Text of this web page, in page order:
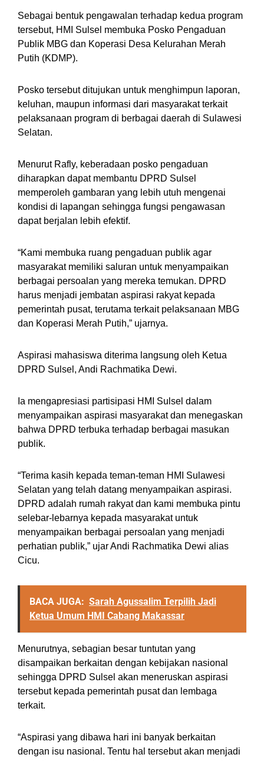
Sebagai bentuk pengawalan terhadap kedua program
tersebut, HMI Sulsel membuka Posko Pengaduan
Publik MBG dan Koperasi Desa Kelurahan Merah
Putih (KDMP).
Posko tersebut ditujukan untuk menghimpun laporan,
keluhan, maupun informasi dari masyarakat terkait
pelaksanaan program di berbagai daerah di Sulawesi
Selatan.
Menurut Rafly, keberadaan posko pengaduan
diharapkan dapat membantu DPRD Sulsel
memperoleh gambaran yang lebih utuh mengenai
kondisi di lapangan sehingga fungsi pengawasan
dapat berjalan lebih efektif.
“Kami membuka ruang pengaduan publik agar
masyarakat memiliki saluran untuk menyampaikan
berbagai persoalan yang mereka temukan. DPRD
harus menjadi jembatan aspirasi rakyat kepada
pemerintah pusat, terutama terkait pelaksanaan MBG
dan Koperasi Merah Putih,” ujarnya.
Aspirasi mahasiswa diterima langsung oleh Ketua
DPRD Sulsel, Andi Rachmatika Dewi.
Ia mengapresiasi partisipasi HMI Sulsel dalam
menyampaikan aspirasi masyarakat dan menegaskan
bahwa DPRD terbuka terhadap berbagai masukan
publik.
“Terima kasih kepada teman-teman HMI Sulawesi
Selatan yang telah datang menyampaikan aspirasi.
DPRD adalah rumah rakyat dan kami membuka pintu
selebar-lebarnya kepada masyarakat untuk
menyampaikan berbagai persoalan yang menjadi
perhatian publik,” ujar Andi Rachmatika Dewi alias
Cicu.
BACA JUGA: Sarah Agussalim Terpilih Jadi
Ketua Umum HMI Cabang Makassar
Menurutnya, sebagian besar tuntutan yang
disampaikan berkaitan dengan kebijakan nasional
sehingga DPRD Sulsel akan meneruskan aspirasi
tersebut kepada pemerintah pusat dan lembaga
terkait.
“Aspirasi yang dibawa hari ini banyak berkaitan
dengan isu nasional. Tentu hal tersebut akan menjadi